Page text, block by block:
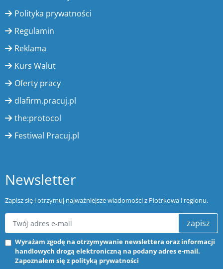
Polityka prywatności
Regulamin
Reklama
Kurs Walut
Oferty pracy
dlafirm.pracuj.pl
the:protocol
Festiwal Pracuj.pl
Newsletter
Zapisz się i otrzymuj najważniejsze wiadomości z Piotrkowa i regionu.
zapisz
Wyrażam zgodę na otrzymywanie newslettera oraz informacji
handlowych drogą elektroniczną na podany adres e-mail.
Zapoznałem się z polityką prywatności